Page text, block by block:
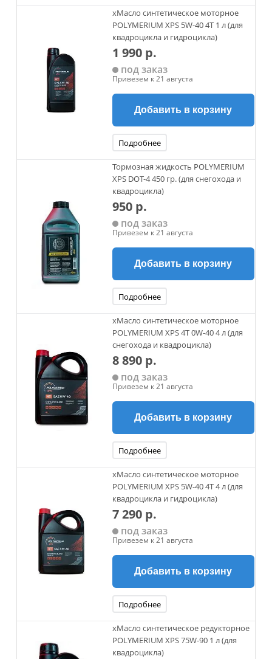
xМасло синтетическое моторное
POLYMERIUM XPS 5W-40 4T 1 л (для
квадроцикла и гидроцикла)
1 990 р.
под заказ
Привезем к 21 августа
Добавить в корзину
Подробнее
Тормозная жидкость POLYMERIUM
XPS DOT-4 450 гр. (для снегохода и
квадроцикла)
950 р.
под заказ
Привезем к 21 августа
Добавить в корзину
Подробнее
xМасло синтетическое моторное
POLYMERIUM XPS 4T 0W-40 4 л (для
снегохода и квадроцикла)
8 890 р.
под заказ
Привезем к 21 августа
Добавить в корзину
Подробнее
xМасло синтетическое моторное
POLYMERIUM XPS 5W-40 4T 4 л (для
квадроцикла и гидроцикла)
7 290 р.
под заказ
Привезем к 21 августа
Добавить в корзину
Подробнее
xМасло синтетическое редукторное
POLYMERIUM XPS 75W-90 1 л (для
квадроцикла)